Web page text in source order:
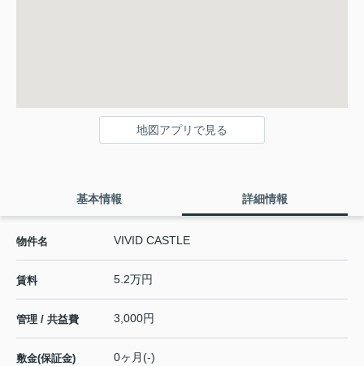
地図アプリで見る
基本情報 詳細情報
物件名 VIVID CASTLE
賃料 5.2万円
管理 / 共益費 3,000円
敷金(保証金) 0ヶ月(-)